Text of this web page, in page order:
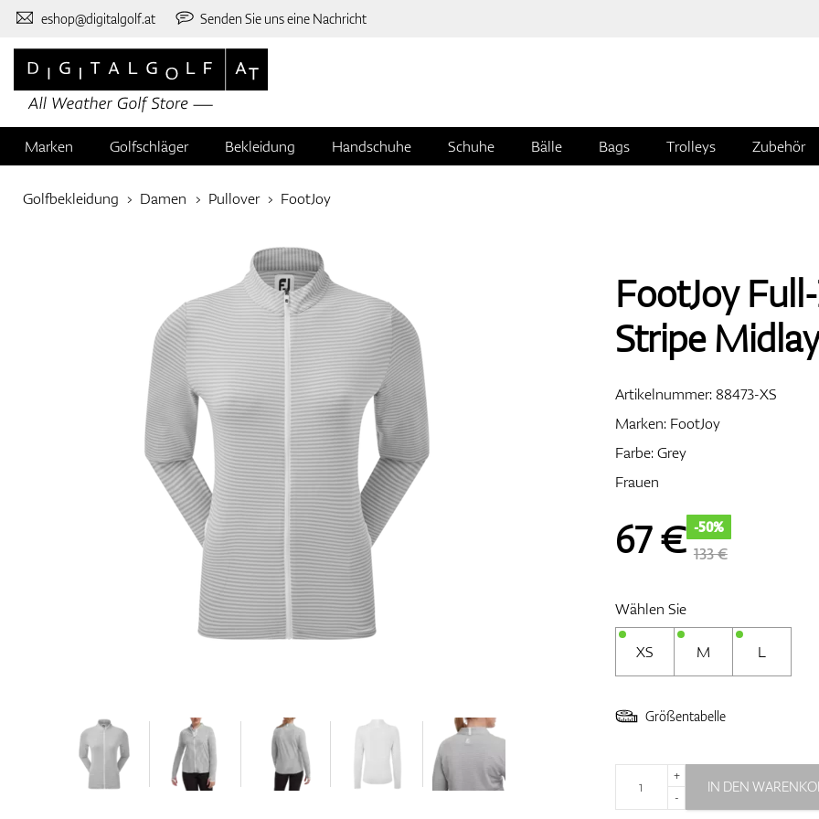
eshop@digitalgolf.at Senden Sie uns eine Nachricht
Marken Golfschläger Bekleidung Handschuhe Schuhe Bälle Bags Trolleys Zubehör
Golfbekleidung Damen Pullover FootJoy
FootJoy
Stripe
Artikelnummer:88473-XS
Marken: FootJoy
Farbe: Grey
Frauen
67€ -50%
133 €
Wählen Sie
XS M L
Größentabelle
+
-
IN DEN